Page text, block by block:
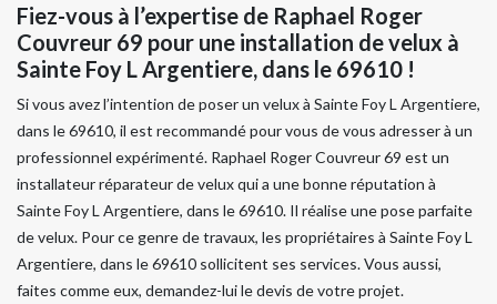
Fiez-vous à l’expertise de Raphael Roger
Couvreur 69 pour une installation de velux à
Sainte Foy L Argentiere, dans le 69610 !
Si vous avez l’intention de poser un velux à Sainte Foy L Argentiere,
dans le 69610, il est recommandé pour vous de vous adresser à un
professionnel expérimenté. Raphael Roger Couvreur 69 est un
installateur réparateur de velux qui a une bonne réputation à
Sainte Foy L Argentiere, dans le 69610. Il réalise une pose parfaite
de velux. Pour ce genre de travaux, les propriétaires à Sainte Foy L
Argentiere, dans le 69610 sollicitent ses services. Vous aussi,
faites comme eux, demandez-lui le devis de votre projet.